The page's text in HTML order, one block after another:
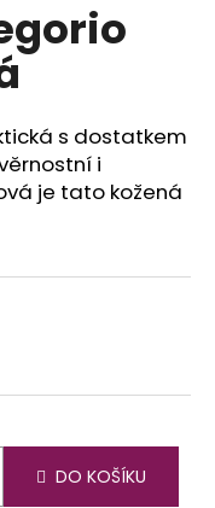
s dostatkem
i
je tato kožená
DO KOŠÍKU